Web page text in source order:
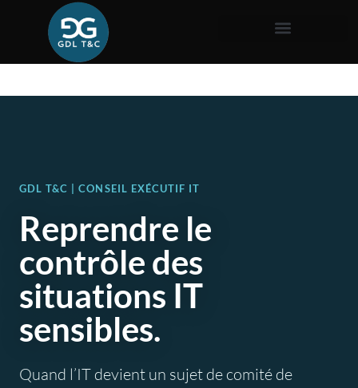
GDL T&C | CONSEIL EXÉCUTIF IT
Reprendre le
contrôle des
situations IT
sensibles.
Quand l’IT devient un sujet de comité de